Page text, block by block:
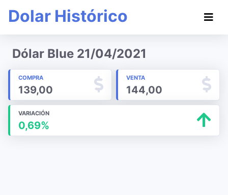
Dolar Histórico
Dólar Blue 21/04/2021
COMPRA
139,00
VENTA
144,00
VARIACIÓN
0,69%